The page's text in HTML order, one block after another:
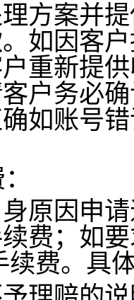
方案并
如因客
重新提
户务必
如账号
原因申
费；如
续费。具